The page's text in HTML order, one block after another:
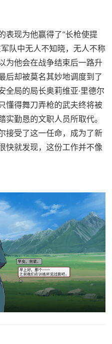
表现为他赢得了“长枪使提
队中无人不知晓，无人不称
为他会在战争结束后一路升
后却被莫名其妙地调度到了
全局的局长奥莉维亚·里德尔
懂得舞刀弄枪的武夫终将被
勤恳的文职人员所取代。
接受了这一任命，成为了新
快就发现，这份工作并不像